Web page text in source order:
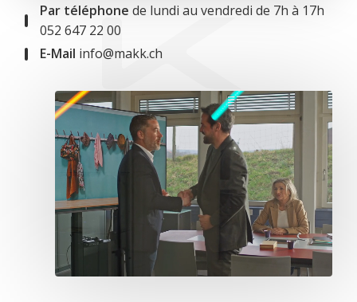
Par téléphone de lundi au vendredi de 7h à 17h
052 647 22 00
E-Mail info@makk.ch